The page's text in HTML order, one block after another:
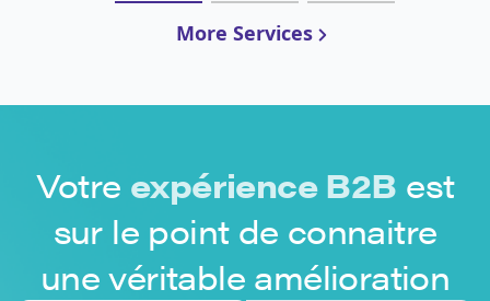
More Services
Votre expérience B2B est
sur le point de connaitre
une véritable amélioration